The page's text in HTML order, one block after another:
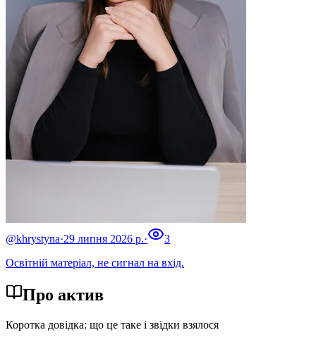
@khrystyna·29 липня 2026 р.·
3
Освітній матеріал, не сигнал на вхід.
Про актив
Коротка довідка: що це таке і звідки взялося